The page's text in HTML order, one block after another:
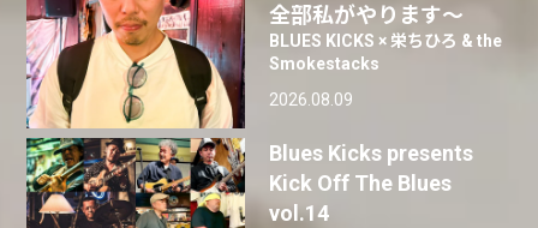
全部私がやります〜
BLUES KICKS × 栄ちひろ & the
Smokestacks
2026.08.09
Blues Kicks presents
Kick Off The Blues
vol.14